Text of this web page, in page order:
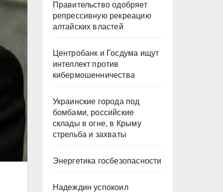
Правительство одобряет
репрессивную рекреацию
алтайских властей
Центробанк и Госдума ищут
интеллект против
кибермошенничества
Украинские города под
бомбами, российские
склады в огне, в Крыму
стрельба и захваты
Энергетика госбезопасности
Надеждин успокоил